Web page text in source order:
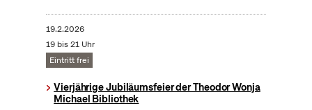
19.2.2026
19 bis 21 Uhr
Eintritt frei
Vierjährige Jubiläumsfeier der Theodor Wonja
Michael Bibliothek